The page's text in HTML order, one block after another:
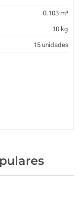
0.103 m³
10 kg
15 unidades